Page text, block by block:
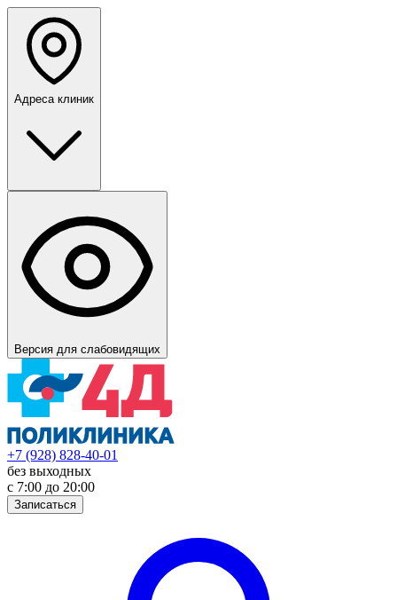
Адреса клиник
Версия для слабовидящих
+7 (928) 828-40-01
без выходных
с 7:00 до 20:00
Записаться